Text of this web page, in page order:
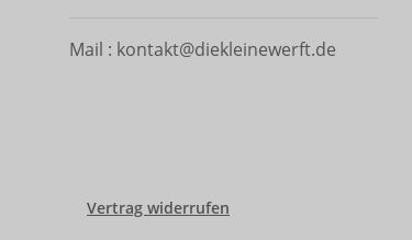
Mail : kontakt@diekleinewerft.de
Vertrag widerrufen